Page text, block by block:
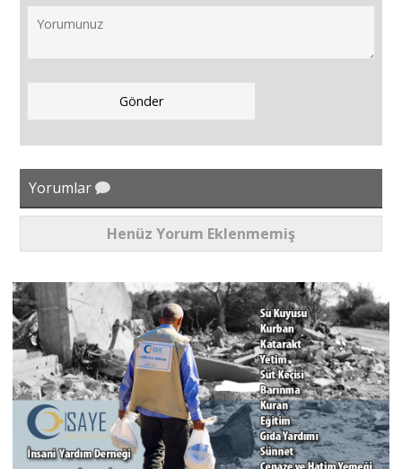
Yorumlar
Henüz Yorum Eklenmemiş